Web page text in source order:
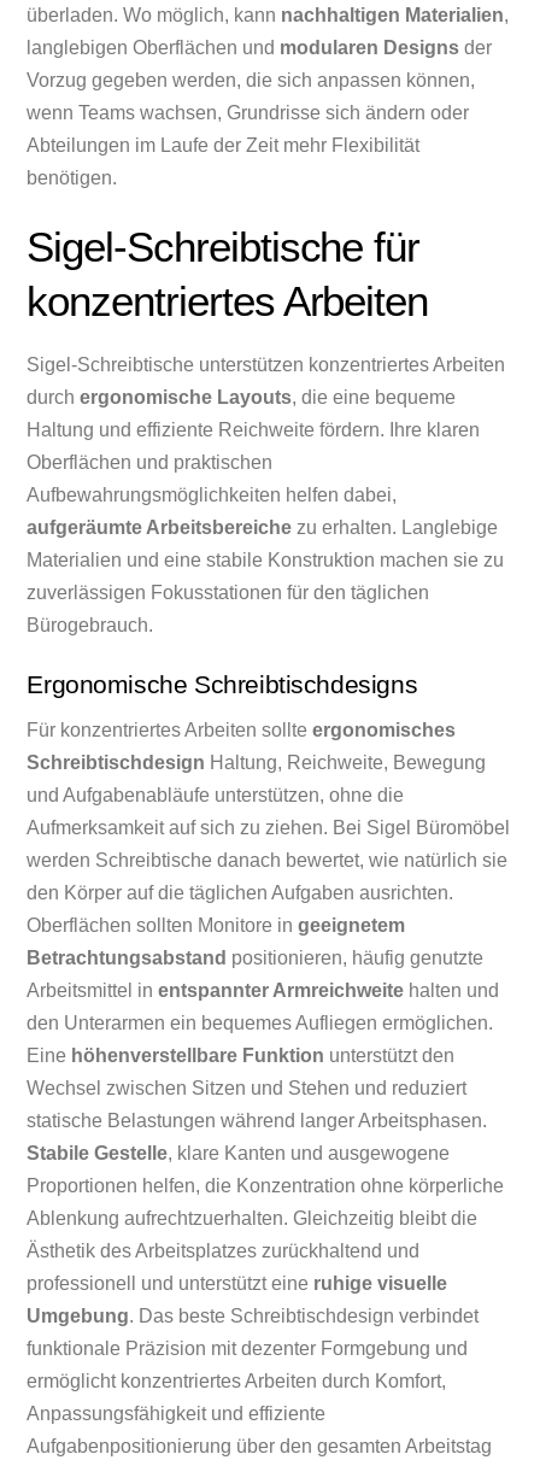
überladen. Wo möglich, kann nachhaltigen Materialien,
langlebigen Oberflächen und modularen Designs der
Vorzug gegeben werden, die sich anpassen können,
wenn Teams wachsen, Grundrisse sich ändern oder
Abteilungen im Laufe der Zeit mehr Flexibilität
benötigen.
Sigel-Schreibtische für
konzentriertes Arbeiten
Sigel-Schreibtische unterstützen konzentriertes Arbeiten
durchergonomische Layouts, die eine bequeme
Haltung und effiziente Reichweite fördern. Ihre klaren
Oberflächen und praktischen
Aufbewahrungsmöglichkeiten helfen dabei,
aufgeräumte Arbeitsbereiche zu erhalten. Langlebige
Materialien und eine stabile Konstruktion machen sie zu
zuverlässigen Fokusstationen für den täglichen
Bürogebrauch.
Ergonomische Schreibtischdesigns
Für konzentriertes Arbeiten sollteergonomisches
Schreibtischdesign Haltung, Reichweite, Bewegung
und Aufgabenabläufe unterstützen, ohne die
Aufmerksamkeit auf sich zu ziehen. Bei Sigel Büromöbel
werden Schreibtische danach bewertet, wie natürlich sie
den Körper auf die täglichen Aufgaben ausrichten.
Oberflächen sollten Monitore ingeeignetem
Betrachtungsabstand positionieren, häufig genutzte
Arbeitsmittel inentspannter Armreichweite halten und
den Unterarmen ein bequemes Aufliegen ermöglichen.
Eine höhenverstellbare Funktion unterstützt den
Wechsel zwischen Sitzen und Stehen und reduziert
statische Belastungen während langer Arbeitsphasen.
Stabile Gestelle, klare Kanten und ausgewogene
Proportionen helfen, die Konzentration ohne körperliche
Ablenkung aufrechtzuerhalten. Gleichzeitig bleibt die
Ästhetik des Arbeitsplatzes zurückhaltend und
professionell und unterstützt eine ruhige visuelle
Umgebung. Das beste Schreibtischdesign verbindet
funktionale Präzision mit dezenter Formgebung und
ermöglicht konzentriertes Arbeiten durch Komfort,
Anpassungsfähigkeit und effiziente
Aufgabenpositionierung über den gesamten Arbeitstag